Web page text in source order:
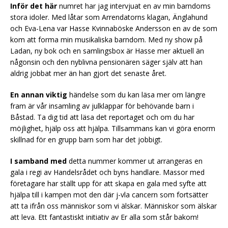
Inför det här numret har jag intervjuat en av min barndoms
stora idoler. Med låtar som Arrendatorns klagan, Änglahund
och Eva-Lena var Hasse Kvinnaböske Andersson en av de som
kom att forma min musikaliska barndom. Med ny show på
Ladan, ny bok och en samlingsbox är Hasse mer aktuell än
någonsin och den nyblivna pensionären säger själv att han
aldrig jobbat mer än han gjort det senaste året.
En annan viktig händelse som du kan läsa mer om längre
fram är vår insamling av julklappar för behövande barn i
Båstad. Ta dig tid att läsa det reportaget och om du har
möjlighet, hjälp oss att hjälpa. Tillsammans kan vi göra enorm
skillnad för en grupp barn som har det jobbigt.
I samband med detta nummer kommer ut arrangeras en
gala i regi av Handelsrådet och byns handlare. Massor med
företagare har ställt upp för att skapa en gala med syfte att
hjälpa till i kampen mot den där j-vla cancern som fortsätter
att ta ifrån oss människor som vi älskar. Människor som älskar
att leva. Ett fantastiskt initiativ av Er alla som står bakom!